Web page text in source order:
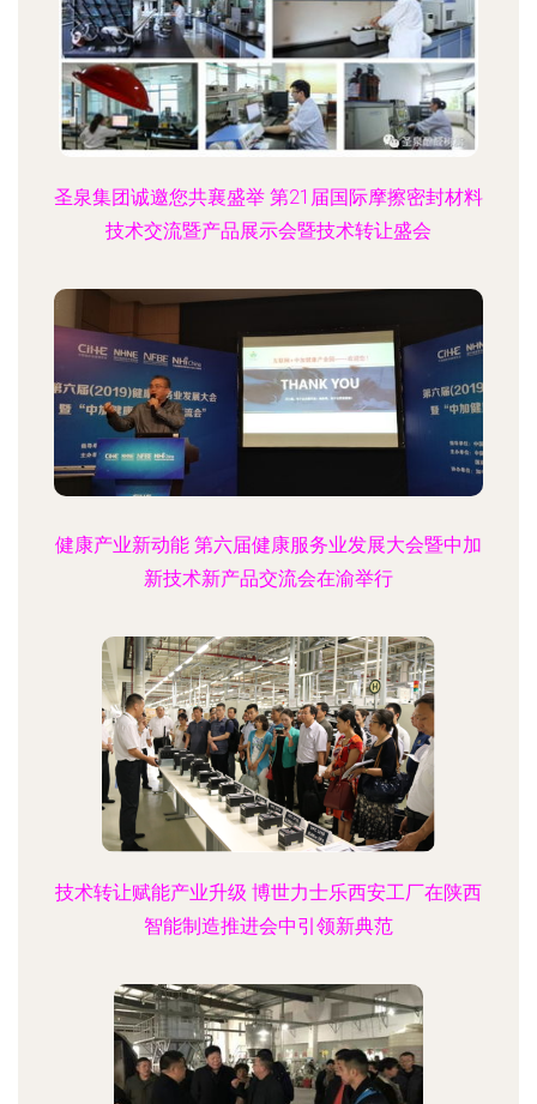
圣泉集团诚邀您共襄盛举 第21届国际摩擦密封材料
技术交流暨产品展示会暨技术转让盛会
健康产业新动能 第六届健康服务业发展大会暨中加
新技术新产品交流会在渝举行
技术转让赋能产业升级 博世力士乐西安工厂在陕西
智能制造推进会中引领新典范